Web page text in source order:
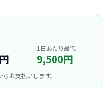
1日あたり最低
9,500円
お支払いします。